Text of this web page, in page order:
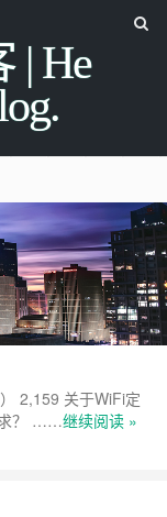
| He
2,159 关于WiFi定
求？ ……继续阅读 »